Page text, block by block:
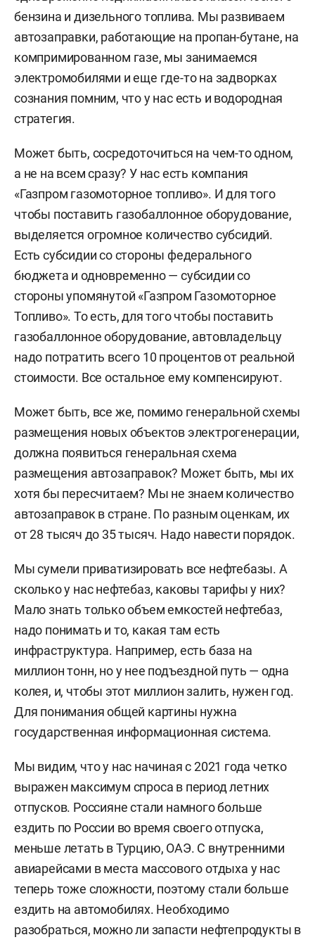
бензина и дизельного топлива. Мы развиваем
автозаправки, работающие на пропан-бутане, на
компримированном газе, мы занимаемся
электромобилями и еще где-то на задворках
сознания помним, что у нас есть и водородная
стратегия.
Может быть, сосредоточиться на чем-то одном,
а не на всем сразу? У нас есть компания
«Газпром газомоторное топливо». И для того
чтобы поставить газобаллонное оборудование,
выделяется огромное количество субсидий.
Есть субсидии со стороны федерального
бюджета и одновременно — субсидии со
стороны упомянутой «Газпром Газомоторное
Топливо». То есть, для того чтобы поставить
газобаллонное оборудование, автовладельцу
надо потратить всего 10 процентов от реальной
стоимости. Все остальное ему компенсируют.
Может быть, все же, помимо генеральной схемы
размещения новых объектов электрогенерации,
должна появиться генеральная схема
размещения автозаправок? Может быть, мы их
хотя бы пересчитаем? Мы не знаем количество
автозаправок в стране. По разным оценкам, их
от 28 тысяч до 35 тысяч. Надо навести порядок.
Мы сумели приватизировать все нефтебазы. А
сколько у нас нефтебаз, каковы тарифы у них?
Мало знать только объем емкостей нефтебаз,
надо понимать и то, какая там есть
инфраструктура. Например, есть база на
миллион тонн, но у нее подъездной путь — одна
колея, и, чтобы этот миллион залить, нужен год.
Для понимания общей картины нужна
государственная информационная система.
Мы видим, что у нас начиная с 2021 года четко
выражен максимум спроса в период летних
отпусков. Россияне стали намного больше
ездить по России во время своего отпуска,
меньше летать в Турцию, ОАЭ. С внутренними
авиарейсами в места массового отдыха у нас
теперь тоже сложности, поэтому стали больше
ездить на автомобилях. Необходимо
разобраться, можно ли запасти нефтепродукты в